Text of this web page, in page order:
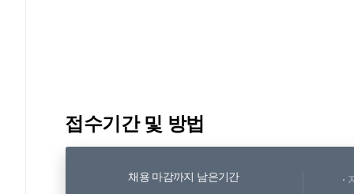
접수기간 및 방법
채용 마감까지 남은기간